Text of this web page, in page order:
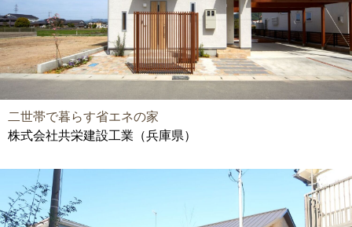
二世帯で暮らす省エネの家
株式会社共栄建設工業（兵庫県）